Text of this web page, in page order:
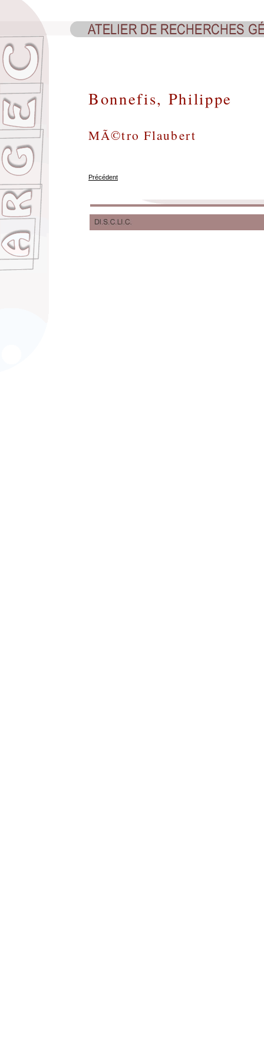
Bonnefis, Philippe
MÃ©tro Flaubert
Précédent